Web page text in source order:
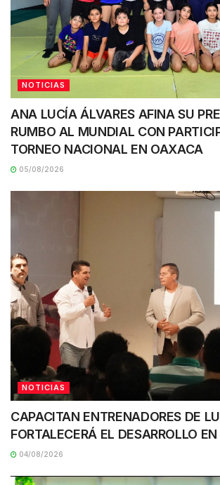
NOTICIAS
ANA LUCÍA ÁLVARES AFINA SU
RUMBO AL MUNDIAL CON
TORNEO NACIONAL EN OAXACA
05/08/2026
NOTICIAS
CAPACITAN ENTRENADORES DE
FORTALECERÁ EL DESARROLLO
04/08/2026